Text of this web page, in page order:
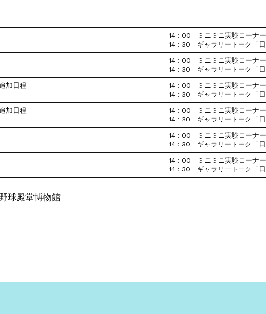
14：00 ミニミニ実験コーナー
14：30 ギャラリートーク「日
14：00 ミニミニ実験コーナー
14：30 ギャラリートーク「日
加日程
14：00 ミニミニ実験コーナー
14：30 ギャラリートーク「日
加日程
14：00 ミニミニ実験コーナー
14：30 ギャラリートーク「日
14：00 ミニミニ実験コーナー
14：30 ギャラリートーク「日
14：00 ミニミニ実験コーナー
14：30 ギャラリートーク「日
球殿堂博物館